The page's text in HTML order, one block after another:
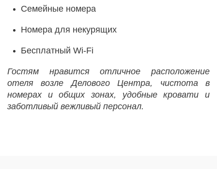
Семейные номера
Номера для некурящих
Бесплатный Wi-Fi
Гостям нравится отличное расположение
отеля возле Делового Центра, чистота в
номерах и общих зонах, удобные кровати и
заботливый вежливый персонал.